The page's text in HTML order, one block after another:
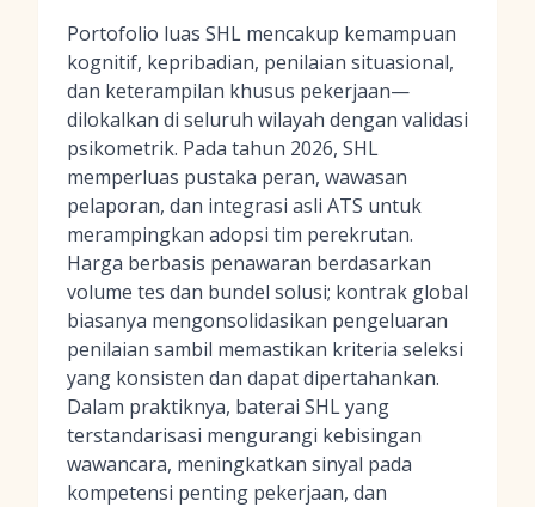
Portofolio luas SHL mencakup kemampuan
kognitif, kepribadian, penilaian situasional,
dan keterampilan khusus pekerjaan—
dilokalkan di seluruh wilayah dengan validasi
psikometrik. Pada tahun 2026, SHL
memperluas pustaka peran, wawasan
pelaporan, dan integrasi asli ATS untuk
merampingkan adopsi tim perekrutan.
Harga berbasis penawaran berdasarkan
volume tes dan bundel solusi; kontrak global
biasanya mengonsolidasikan pengeluaran
penilaian sambil memastikan kriteria seleksi
yang konsisten dan dapat dipertahankan.
Dalam praktiknya, baterai SHL yang
terstandarisasi mengurangi kebisingan
wawancara, meningkatkan sinyal pada
kompetensi penting pekerjaan, dan